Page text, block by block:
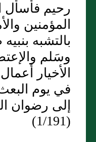
رحيم فأسأل
المؤمنين
بالتشبه
وسَلم
الأخيار
في يوم
إلى رضوان
(1/191)